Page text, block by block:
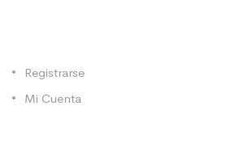
Registrarse
Mi Cuenta